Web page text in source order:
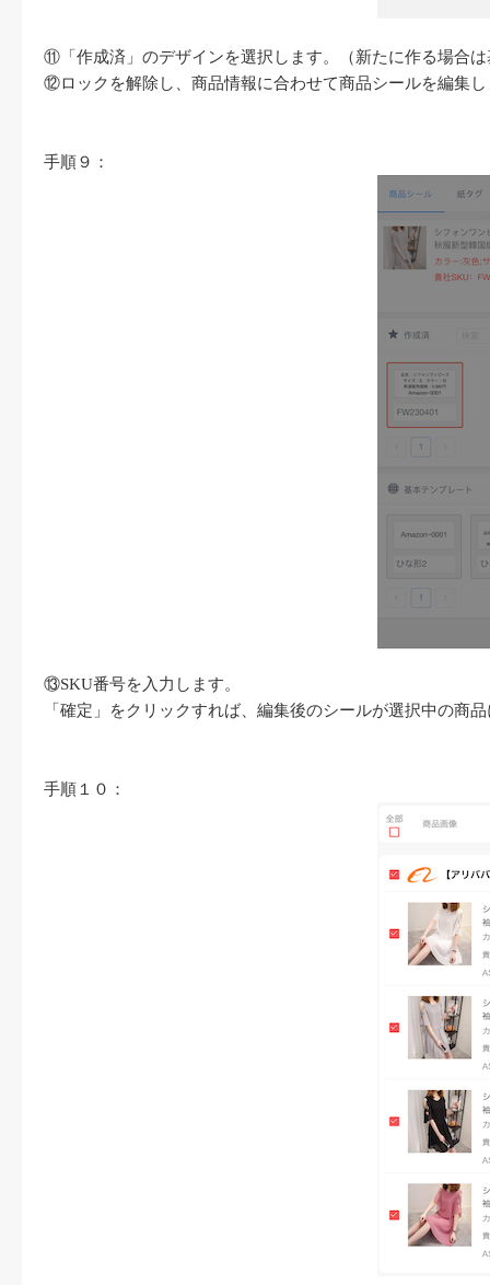
⑪「作成済」のデザインを選択します。（新たに作る場合
⑫ロックを解除し、商品情報に合わせて商品シールを編集
手順９：
⑬SKU番号を入力します。
「確定」をクリックすれば、編集後のシールが選択中の商
手順１０：